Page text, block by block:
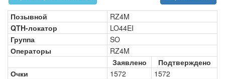
Позывной
RZ4M
QTH-локатор
LO44EI
Группа
SO
Операторы
RZ4M
Заявлено
Подтверждено
Очки
1572
1572